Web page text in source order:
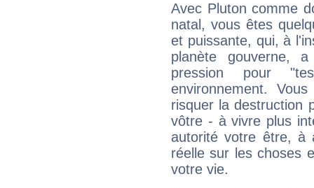
Avec Pluton comme
natal, vous êtes
et puissante, qui, à
planète gouverne,
pression pour
environnement.
risquer la destruction
vôtre - à vivre plus
autorité votre être, à
réelle sur les choses
votre vie.